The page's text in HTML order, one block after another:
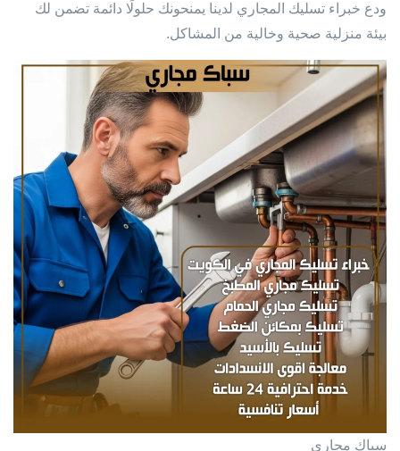
ودع خبراء تسليك المجاري لدينا يمنحونك حلولًا دائمة تضمن لك
بيئة منزلية صحية وخالية من المشاكل.
سباك مجاري